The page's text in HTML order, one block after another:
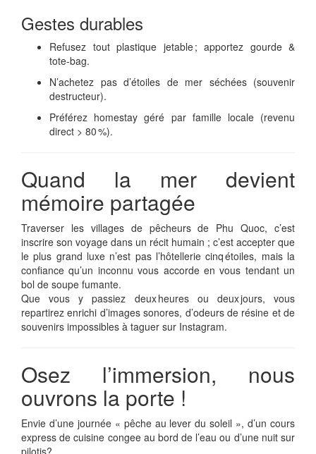
Gestes durables
Refusez tout plastique jetable ; apportez gourde &
tote‑bag.
N’achetez pas d’étoiles de mer séchées (souvenir
destructeur).
Préférez homestay géré par famille locale (revenu
direct > 80 %).
Quand la mer devient
mémoire partagée
Traverser les villages de pêcheurs de Phu Quoc, c’est
inscrire son voyage dans un récit humain ; c’est accepter que
le plus grand luxe n’est pas l’hôtellerie cinq étoiles, mais la
confiance qu’un inconnu vous accorde en vous tendant un
bol de soupe fumante.
Que vous y passiez deux heures ou deux jours, vous
repartirez enrichi d’images sonores, d’odeurs de résine et de
souvenirs impossibles à taguer sur Instagram.
Osez l’immersion, nous
ouvrons la porte !
Envie d’une journée « pêche au lever du soleil », d’un cours
express de cuisine congee au bord de l’eau ou d’une nuit sur
pilotis?